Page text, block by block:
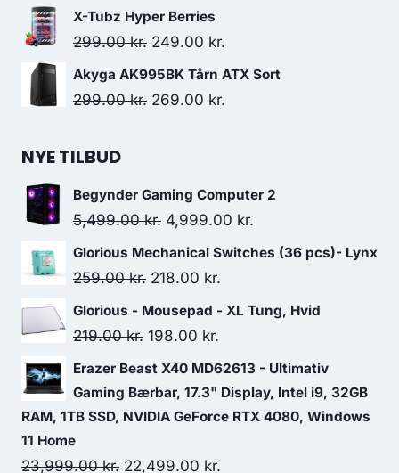
price
was:
59.00 kr..
price
is:
X-Tubz Hyper Berries
299.00kr. Original
price
was:
249.00 kr.
price
Akyga AK995BK Tårn ATX Sort
299.00kr. Original
269.00 kr.
NYE TILBUD
Begynder Gaming Computer 2
5,499.00kr. Original
price
was:
4,999.00 kr.
price
Glorious Mechanical Switches (36 pcs)- Lynx
259.00kr. Original
price
was:
218.00 kr.
price
Glorious - Mousepad - XL Tung, Hvid
219.00kr. Original
price
was:
219.00 kr..
198.00 kr.
price
is:
198.00 kr..
Erazer Beast X40 MD62613 - Ultimativ
Gaming Bærbar, 17.3" Display, Intel i9, 32GB
RAM, 1TB SSD, NVIDIA GeForce RTX 4080, Windows
11 Home
23,999.00kr. Original
22,499.00 kr.